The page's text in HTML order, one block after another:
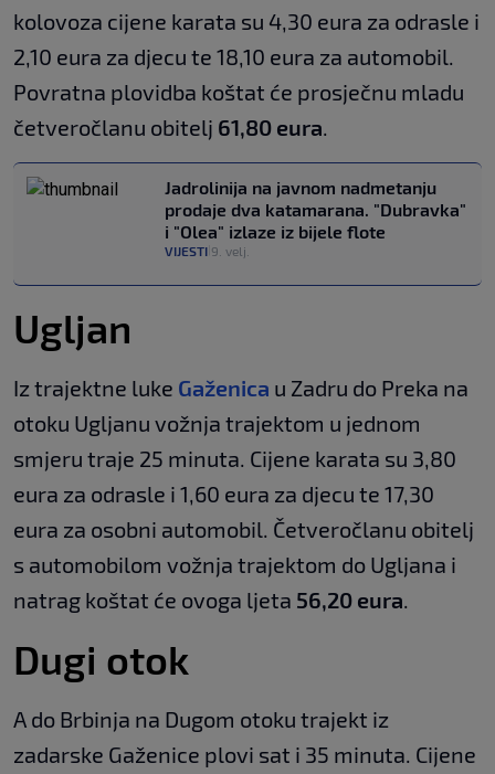
kolovoza cijene karata su 4,30 eura za odrasle i
2,10 eura za djecu te 18,10 eura za automobil.
Povratna plovidba koštat će prosječnu mladu
četveročlanu obitelj 61,80 eura
Jadrolinija na javnom nadmetanju
prodaje dva katamarana. "Dubravka"
i "Olea" izlaze iz bijele flote
VIJESTI 9. velj.
Ugljan
Iz trajektne luke Gaženica u Zadru do Preka na
otoku Ugljanu vožnja trajektom u jednom
smjeru traje 25 minuta. Cijene karata su 3,80
eura za odrasle i 1,60 eura za djecu te 17,30
eura za osobni automobil. Četveročlanu obitelj
s automobilom vožnja trajektom do Ugljana i
natrag koštat će ovoga ljeta 56,20 eura
Dugi otok
A do Brbinja na Dugom otoku trajekt iz
zadarske Gaženice plovi sat i 35 minuta. Cijene